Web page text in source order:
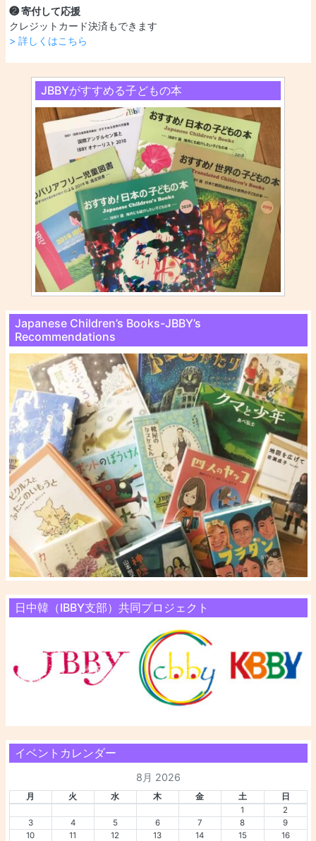
❷ 寄付して応援
クレジットカード決済もできます
> 詳しくはこちら
JBBYがすすめる子どもの本
Japanese Children’s Books-JBBY’s
Recommendations
日中韓（IBBY支部）共同プロジェクト
イベントカレンダー
8月 2026
月 火 水 木 金 土
日
1
2
3
4 5 6 7 8
9
10
11 12 13 14 15
16